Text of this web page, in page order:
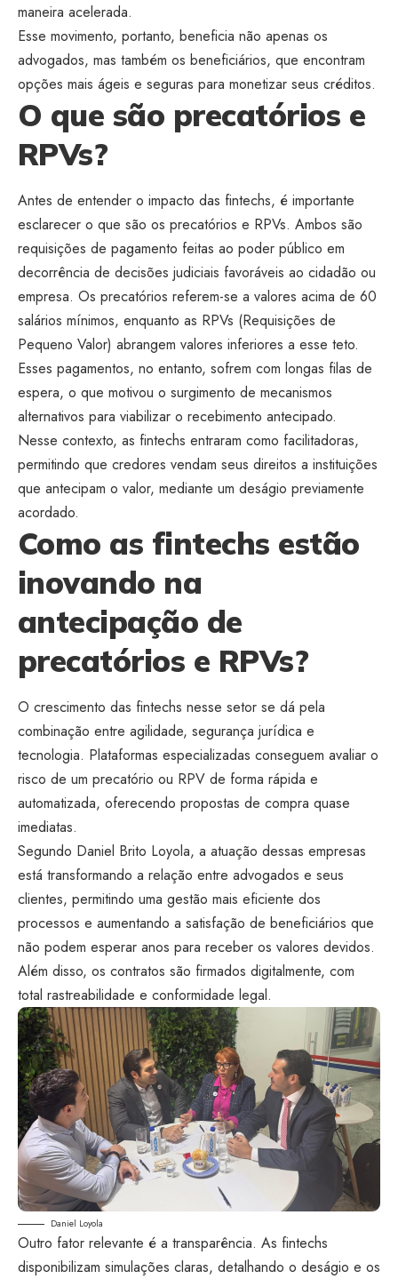
maneira acelerada.
Esse movimento, portanto, beneficia não apenas os
advogados, mas também os beneficiários, que encontram
opções mais ágeis e seguras para monetizar seus créditos.
O que são precatórios e
RPVs?
Antes de entender o impacto das fintechs, é importante
esclarecer o que são os precatórios e RPVs. Ambos são
requisições de pagamento feitas ao poder público em
decorrência de decisões judiciais favoráveis ao cidadão ou
empresa. Os precatórios referem-se a valores acima de 60
salários mínimos, enquanto as RPVs (Requisições de
Pequeno Valor) abrangem valores inferiores a esse teto.
Esses pagamentos, no entanto, sofrem com longas filas de
espera, o que motivou o surgimento de mecanismos
alternativos para viabilizar o recebimento antecipado.
Nesse contexto, as fintechs entraram como facilitadoras,
permitindo que credores vendam seus direitos a instituições
que antecipam o valor, mediante um deságio previamente
acordado.
Como as fintechs estão
inovando na
antecipação de
precatórios e RPVs?
O crescimento das fintechs nesse setor se dá pela
combinação entre agilidade, segurança jurídica e
tecnologia. Plataformas especializadas conseguem avaliar o
risco de um precatório ou RPV de forma rápida e
automatizada, oferecendo propostas de compra quase
imediatas.
Segundo Daniel Brito Loyola, a atuação dessas empresas
está transformando a relação entre advogados e seus
clientes, permitindo uma gestão mais eficiente dos
processos e aumentando a satisfação de beneficiários que
não podem esperar anos para receber os valores devidos.
Além disso, os contratos são firmados digitalmente, com
total rastreabilidade e conformidade legal.
Daniel Loyola
Outro fator relevante é a transparência. As fintechs
disponibilizam simulações claras, detalhando o deságio e os